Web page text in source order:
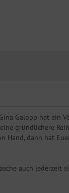
Galopp hat ein
gründlichere
Hand, dann hat
auch jederzeit